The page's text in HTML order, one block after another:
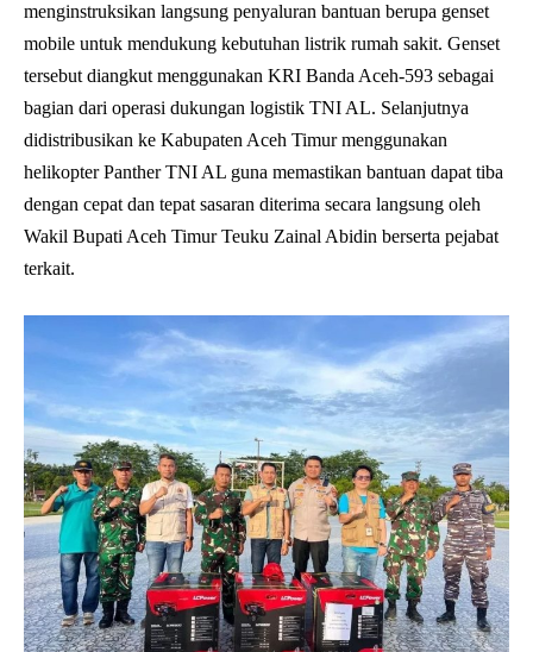
menginstruksikan langsung penyaluran bantuan berupa genset
mobile untuk mendukung kebutuhan listrik rumah sakit. Genset
tersebut diangkut menggunakan KRI Banda Aceh-593 sebagai
bagian dari operasi dukungan logistik TNI AL. Selanjutnya
didistribusikan ke Kabupaten Aceh Timur menggunakan
helikopter Panther TNI AL guna memastikan bantuan dapat tiba
dengan cepat dan tepat sasaran diterima secara langsung oleh
Wakil Bupati Aceh Timur Teuku Zainal Abidin berserta pejabat
terkait.